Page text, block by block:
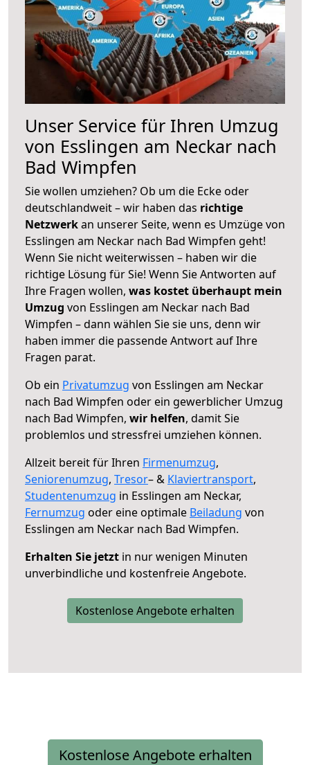
Unser Service für Ihren Umzug
von Esslingen am Neckar nach
Bad Wimpfen
Sie wollen umziehen? Ob um die Ecke oder
deutschlandweit – wir haben das richtige
Netzwerkan unserer Seite, wenn es Umzüge von
Esslingen am Neckar nach Bad Wimpfen geht!
Wenn Sie nicht weiterwissen – haben wir die
richtige Lösung für Sie! Wenn Sie Antworten auf
Ihre Fragen wollen, was kostet überhaupt mein
Umzug von Esslingen am Neckar nach Bad
Wimpfen – dann wählen Sie sie uns, denn wir
haben immer die passende Antwort auf Ihre
Fragen parat.
Ob ein Privatumzug von Esslingen am Neckar
nach Bad Wimpfen oder ein gewerblicher Umzug
nach Bad Wimpfen, wir helfen, damit Sie
problemlos und stressfrei umziehen können.
Allzeit bereit für Ihren Firmenumzug,
Seniorenumzug, Tresor– & Klaviertransport,
Studentenumzug in Esslingen am Neckar,
Fernumzug oder eine optimale Beiladung von
Esslingen am Neckar nach Bad Wimpfen.
Erhalten Sie jetzt in nur wenigen Minuten
unverbindliche und kostenfreie Angebote.
Kostenlose Angebote erhalten
Kostenlose Angebote erhalten